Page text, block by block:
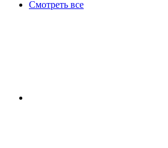
Смотреть все